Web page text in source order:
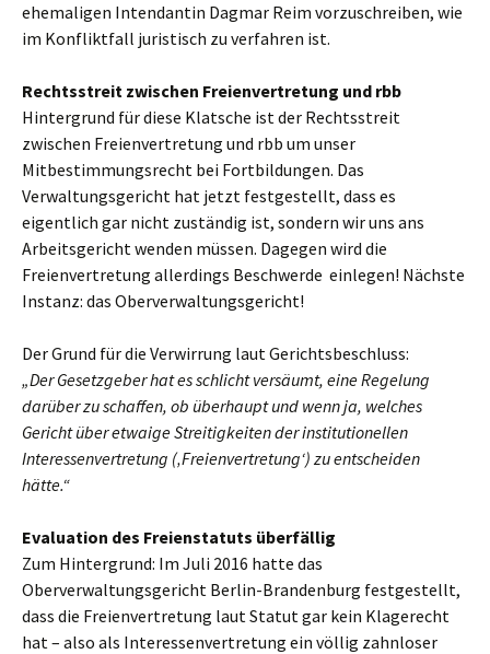
ehemaligen Intendantin Dagmar Reim vorzuschreiben, wie
im Konfliktfall juristisch zu verfahren ist.
Rechtsstreit zwischen Freienvertretung und rbb
Hintergrund für diese Klatsche ist der Rechtsstreit
zwischen Freienvertretung und rbb um unser
Mitbestimmungsrecht bei Fortbildungen. Das
Verwaltungsgericht hat jetzt festgestellt, dass es
eigentlich gar nicht zuständig ist, sondern wir uns ans
Arbeitsgericht wenden müssen. Dagegen wird die
Freienvertretung allerdings Beschwerde einlegen! Nächste
Instanz: das Oberverwaltungsgericht!
Der Grund für die Verwirrung laut Gerichtsbeschluss:
„Der Gesetzgeber hat es schlicht versäumt, eine Regelung
darüber zu schaffen, ob überhaupt und wenn ja, welches
Gericht über etwaige Streitigkeiten der institutionellen
Interessenvertretung (‚Freienvertretung‘) zu entscheiden
hätte.“
Evaluation des Freienstatuts überfällig
Zum Hintergrund: Im Juli 2016 hatte das
Oberverwaltungsgericht Berlin-Brandenburg festgestellt,
dass die Freienvertretung laut Statut gar kein Klagerecht
hat – also als Interessenvertretung ein völlig zahnloser